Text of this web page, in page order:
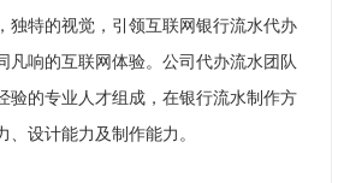
独特的视觉，引领互联网银行流水代办
凡响的互联网体验。公司代办流水团队
验的专业人才组成，在银行流水制作方
设计能力及制作能力。